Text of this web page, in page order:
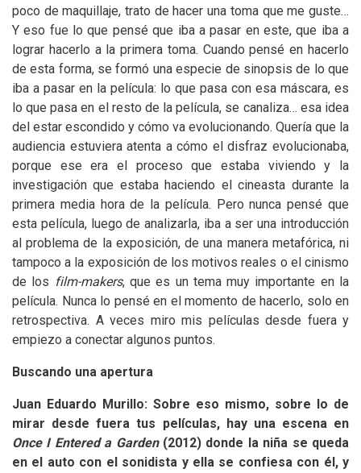
poco de maquillaje, trato de hacer una toma que me guste…
Y eso fue lo que pensé que iba a pasar en este, que iba a
lograr hacerlo a la primera toma. Cuando pensé en hacerlo
de esta forma, se formó una especie de sinopsis de lo que
iba a pasar en la película: lo que pasa con esa máscara, es
lo que pasa en el resto de la película, se canaliza… esa idea
del estar escondido y cómo va evolucionando. Quería que la
audiencia estuviera atenta a cómo el disfraz evolucionaba,
porque ese era el proceso que estaba viviendo y la
investigación que estaba haciendo el cineasta durante la
primera media hora de la película. Pero nunca pensé que
esta película, luego de analizarla, iba a ser una introducción
al problema de la exposición, de una manera metafórica, ni
tampoco a la exposición de los motivos reales o el cinismo
de los film-makers, que es un tema muy importante en la
película. Nunca lo pensé en el momento de hacerlo, solo en
retrospectiva. A veces miro mis películas desde fuera y
empiezo a conectar algunos puntos.
Buscando una apertura
Juan Eduardo Murillo: Sobre eso mismo, sobre lo de
mirar desde fuera tus películas, hay una escena en
Once I Entered a Garden(2012) donde la niña se queda
en el auto con el sonidista y ella se confiesa con él, y